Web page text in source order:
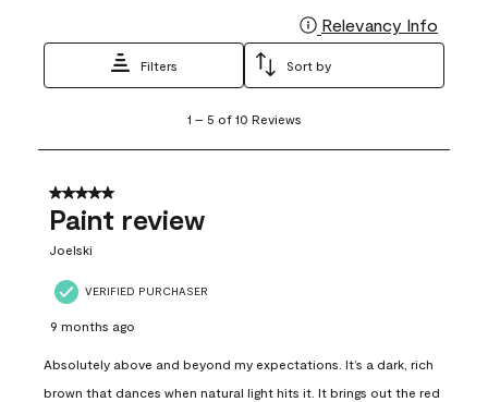
Relevancy Info
Filters Sort by
5
10
Reviews
1 – 5 of 10 Reviews
5 out of 5 stars.
Paint review
Joelski
VERIFIED PURCHASER
9 months ago
Absolutely above and beyond my expectations. It’s a dark, rich
brown that dances when natural light hits it. It brings out the red